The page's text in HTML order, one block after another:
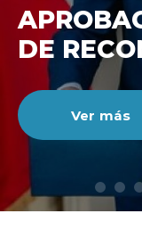
DE
Ver más